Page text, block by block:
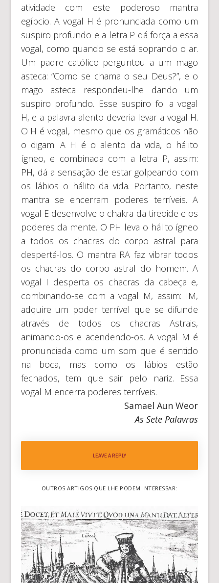
atividade com este poderoso mantra
egípcio. A vogal H é pronunciada como um
suspiro profundo e a letra P dá força a essa
vogal, como quando se está soprando o ar.
Um padre católico perguntou a um mago
asteca: “Como se chama o seu Deus?”, e o
mago asteca respondeu-lhe dando um
suspiro profundo. Esse suspiro foi a vogal
H, e a palavra alento deveria levar a vogal H.
O H é vogal, mesmo que os gramáticos não
o digam. A H é o alento da vida, o hálito
ígneo, e combinada com a letra P, assim:
PH, dá a sensação de estar golpeando com
os lábios o hálito da vida. Portanto, neste
mantra se encerram poderes terríveis. A
vogal E desenvolve o chakra da tireoide e os
poderes da mente. O PH leva o hálito ígneo
a todos os chacras do corpo astral para
despertá-los. O mantra RA faz vibrar todos
os chacras do corpo astral do homem. A
vogal I desperta os chacras da cabeça e,
combinando-se com a vogal M, assim: IM,
adquire um poder terrível que se difunde
através de todos os chacras Astrais,
animando-os e acendendo-os. A vogal M é
pronunciada como um som que é sentido
na boca, mas como os lábios estão
fechados, tem que sair pelo nariz. Essa
vogal M encerra poderes terríveis.
Samael Aun Weor
As Sete Palavras
LEAVE A REPLY
OUTROS ARTIGOS QUE LHE PODEM INTERESSAR: